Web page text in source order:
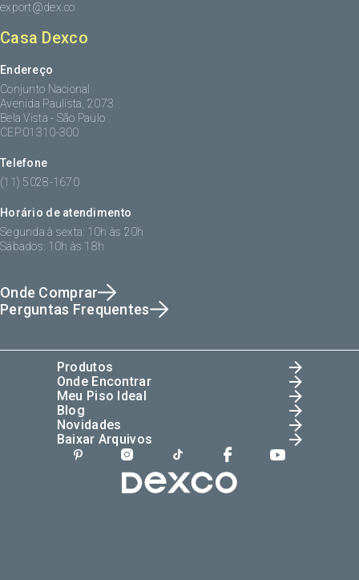
export@dex.co
Casa Dexco
Endereço
Conjunto Nacional
Avenida Paulista, 2073
Bela Vista - São Paulo
CEP:01310-300
Telefone
(11) 5028-1670
Horário de atendimento
Segunda à sexta: 10h às 20h
Sábados: 10h às 18h
Onde Comprar
Perguntas Frequentes
Produtos
Onde Encontrar
Meu Piso Ideal
Blog
Novidades
Baixar Arquivos